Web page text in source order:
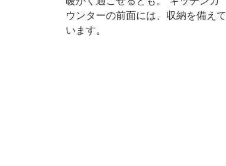
ウンターの前面には、収納を備えて
います。